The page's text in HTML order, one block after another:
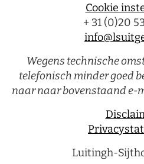
Cookie
+ 31 (0)20
Wegens technische
telefonisch minder goed
naar naar bovenstaand e-
Luitingh-